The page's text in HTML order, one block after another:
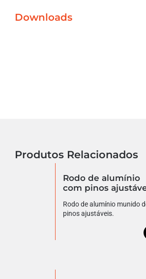
Downloads
Produtos Relacionados
Rodo de alumínio
com pinos
Rodo de alumínio munido
pinos ajustáveis.